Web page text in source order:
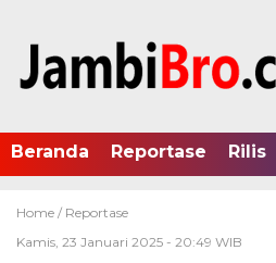
Beranda Reportase Rilis
Home / Reportase
Kamis, 23 Januari 2025 - 20:49 WIB